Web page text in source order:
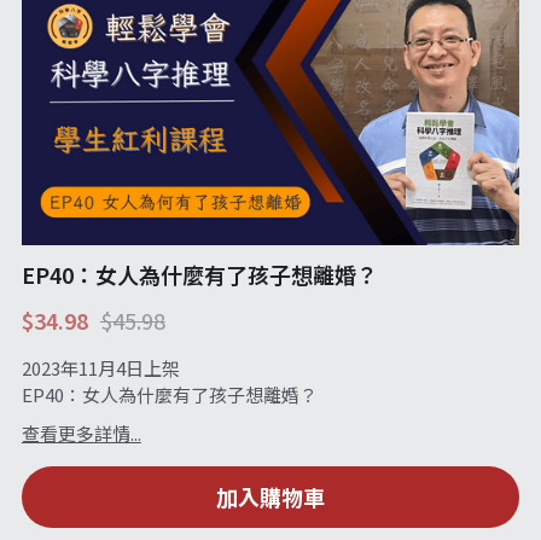
EP40：女人為什麼有了孩子想離婚？
$34.98 $45.98
2023年11月4日上架
EP40：女人為什麼有了孩子想離婚？
查看更多詳情...
加入購物車